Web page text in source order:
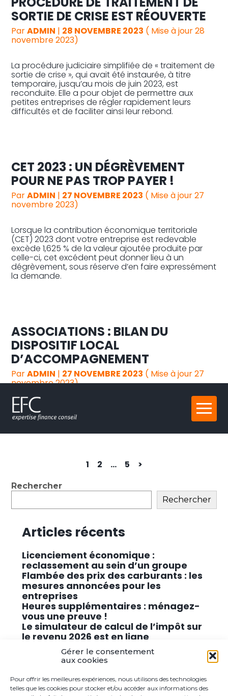
Gérer le consentement
aux cookies
Pour offrir les meilleures expériences, nous utilisons des technologies
telles que les cookies pour stocker et/ou accéder aux informations des
Aller
au
SORTIE DE CRISE EST RÉOUVERTE
ParADMIN | 28 NOVEMBRE 2023 ( Mise à jour 28
novembre 2023)
La procédure judiciaire simplifiée de « traitement de
sortie de crise », qui avait été instaurée, à titre
temporaire, jusqu’au mois de juin 2023, est
reconduite. Elle a pour objet de permettre aux
petites entreprises de régler rapidement leurs
difficultés et de faciliter ainsi leur rebond.
CET 2023 : UN DÉGRÈVEMENT
POUR NE PAS TROP PAYER !
ParADMIN | 27 NOVEMBRE 2023 ( Mise à jour 27
novembre 2023)
Lorsque la contribution économique territoriale
(CET) 2023 dont votre entreprise est redevable
excède 1,625 % de la valeur ajoutée produite par
celle-ci, cet excédent peut donner lieu à un
dégrèvement, sous réserve d’en faire expressément
la demande.
ASSOCIATIONS : BILAN DU
DISPOSITIF LOCAL
D’ACCOMPAGNEMENT
ParADMIN | 27 NOVEMBRE 2023 ( Mise à jour 27
novembre 2023)
Depuis sa création, le DLA a accompagné plus de
67 000 associations à développer leur activité et à
Navigation1 2 … 5 >
Blog
Rechercher
Rechercher
Articles récents
Licenciement économique :
reclassement au sein d’un groupe
Flambée des prix des carburants : les
mesures annoncées pour les
entreprises
Heures supplémentaires : ménagez-
vous une preuve !
Le simulateur de calcul de l’impôt sur
le revenu 2026 est en ligne
Promouvoir des solutions de
cybersécurité conformes au RGPD
Commentaires récents